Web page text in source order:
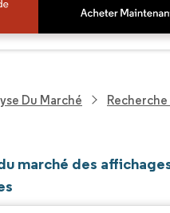
Du Marché
marché des